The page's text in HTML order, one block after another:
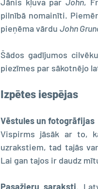
pilnībā nomainīti.
pieņēma vārdu John
Šādos gadījumos
piezīmes par sākotnējo
Izpētes iespējas
Vēstules un fotogrāfijas
Vispirms jāsāk ar to,
uzrakstiem, tad tajās
Lai gan tajos ir daudz
Pasažieru saraksti.